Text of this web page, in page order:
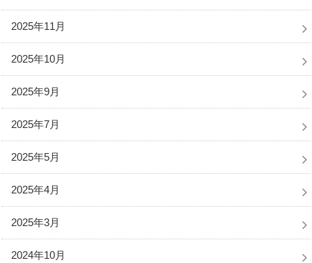
2025年11月
2025年10月
2025年9月
2025年7月
2025年5月
2025年4月
2025年3月
2024年10月